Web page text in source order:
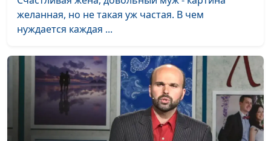
желанная, но не такая уж частая. В чем
нуждается каждая ...